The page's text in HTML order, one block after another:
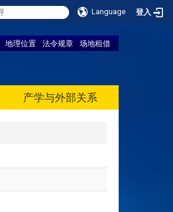
Language 登入
地理位置 法令规章 场地租借
产学与外部关系